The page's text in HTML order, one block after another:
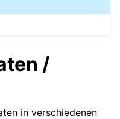
/
in verschiedenen